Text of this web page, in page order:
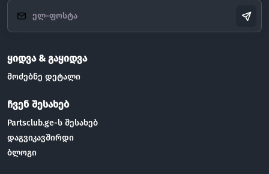
ყიდვა & გაყიდვა
მოძებნე დეტალი
ჩვენ შესახებ
Partsclub.ge-ს შესახებ
დაგვიკავშირდი
ბლოგი